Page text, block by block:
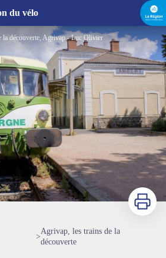
du vélo
la découverte, Agrivap - Luc Olivier
Imprimer
>
Agrivap, les trains de la
découverte